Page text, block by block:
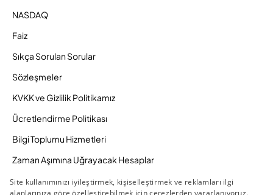
NASDAQ
Faiz
Sıkça Sorulan Sorular
Sözleşmeler
KVKK ve Gizlilik Politikamız
Ücretlendirme Politikası
Bilgi Toplumu Hizmetleri
Zaman Aşımına Uğrayacak Hesaplar
Duyurular ve Kampanyalar